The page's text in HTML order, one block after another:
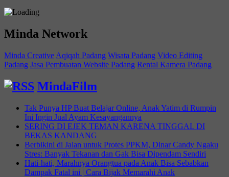
Minda Network
Minda Creative Aqiqah Padang Wisata Padang Video Editing
Padang Jasa Pembuatan Website Padang Rental Kamera Padang
MindaFilm
Tak Punya HP Buat Belajar Online, Anak Yatim di Rumpin
Ini Ingin Jual Ayam Kesayangannya
SERING DI EJEK TEMAN KARENA TINGGAL DI
BEKAS KANDANG
Berbikini di Jalan untuk Protes PPKM, Dinar Candy Ngaku
Stres: Banyak Tekanan dan Gak Bisa Dipendam Sendiri
Hati-hati, Marahnya Orangtua pada Anak Bisa Sebabkan
Dampak Fatal ini | Cara Bijak Memarahi Anak